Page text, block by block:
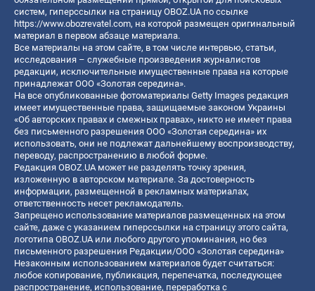
систем, гиперссылки на страницу OBOZ.UA по ссылке
https://www.obozrevatel.com, на которой размещен оригинальный
материал в первом абзаце материала.
Все материалы на этом сайте, в том числе интервью, статьи,
исследования – служебные произведения журналистов
редакции, исключительные имущественные права на которые
принадлежат ООО «Золотая середина».
На все опубликованные фотоматериалы Getty Images редакция
имеет имущественные права, защищаемые законом Украины
«Об авторских правах и смежных правах», никто не имеет права
без письменного разрешения ООО «Золотая середина» их
использовать, они не подлежат дальнейшему воспроизводству,
переводу, распространению в любой форме.
Редакция OBOZ.UA может не разделять точку зрения,
изложенную в авторском материале. За достоверность
информации, размещенной в рекламных материалах,
ответственность несет рекламодатель.
Запрещено использование материалов размещенных на этом
сайте, даже с указанием гиперссылки на страницу этого сайта,
логотипа OBOZ.UA или любого другого упоминания, но без
письменного разрешения Редакции/ООО «Золотая середина»
Незаконным использованием материалов будет считаться:
любое копирование, публикация, перепечатка, последующее
распространение, использование, переработка с